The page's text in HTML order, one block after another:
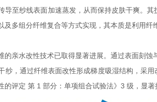
至纱线表面加速蒸发，从而保持皮肤干爽。
多组分纤维复合等方式实现，其本质是利用
亲水改性技术已取得显著进展。通过表面刻
，通过纤维表面改性形成梯度吸湿结构，采
评定 第 1 部分：单项组合试验法》3 级，显著